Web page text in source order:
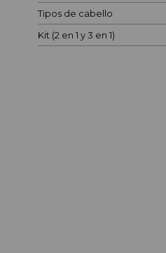
Tipos de cabello
Kit (2 en 1 y 3 en 1)